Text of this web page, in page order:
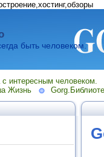
быть человеком.
интересным человеком.
Жизнь